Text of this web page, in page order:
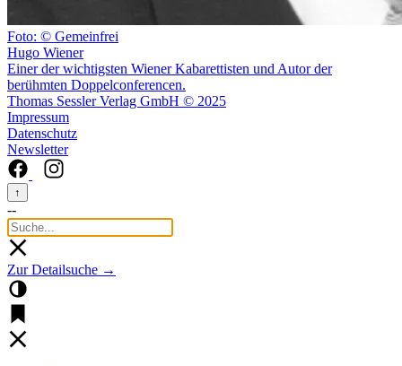
Foto: © Gemeinfrei
Hugo Wiener
Einer der wichtigsten Wiener Kabarettisten und Autor der
berühmten Doppelconferencen.
Thomas Sessler Verlag GmbH © 2025
Impressum
Datenschutz
Newsletter
↑
--
Zur Detailsuche →